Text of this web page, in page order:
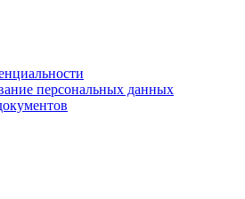
персональных данных